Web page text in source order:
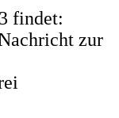
findet:
zur